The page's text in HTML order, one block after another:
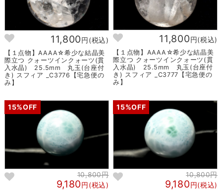
11,800円(税込)
【１点物】AAAA☆希少な結晶美
際立つ クォーツインクォーツ(貫
入水晶) 25.5mm 丸玉(台座付
き) スフィア _C3776【宅急便の
み】
11,800円(税込)
【１点物】AAAA☆希少な結晶美
際立つ クォーツインクォーツ(貫
入水晶) 25.5mm 丸玉(台座付
き) スフィア _C3777【宅急便の
み】
15%OFF
10,800円
9,180円(税込)
15%OFF
10,800円
9,180円(税込)